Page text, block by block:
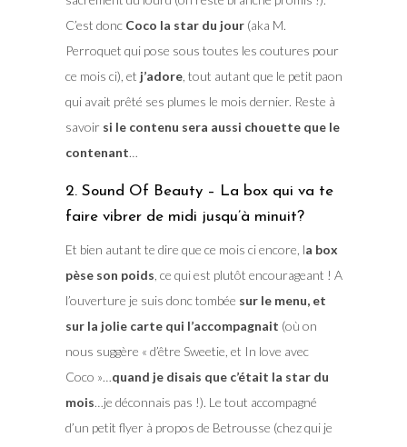
C’est donc Coco la star du jour(aka M.
Perroquet qui pose sous toutes les coutures pour
ce mois ci), et j’adore, tout autant que le petit paon
qui avait prêté ses plumes le mois dernier. Reste à
savoir si le contenu sera aussi chouette que le
contenant…
2. Sound Of Beauty – La box qui va te
faire vibrer de midi jusqu’à minuit?
Et bien autant te dire que ce mois ci encore, la box
pèse son poids , ce qui est plutôt encourageant ! A
l’ouverture je suis donc tombée sur le menu, et
sur la jolie carte qui l’accompagnait (où on
nous suggère « d’être Sweetie, et In love avec
Coco »…quand je disais que c’était la star du
mois…je déconnais pas !). Le tout accompagné
d’un petit flyer à propos de Betrousse (chez qui je